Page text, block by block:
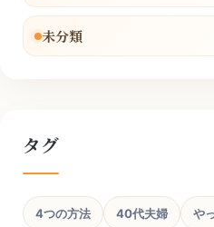
未分類
タグ
4つの方法 40代夫婦 や